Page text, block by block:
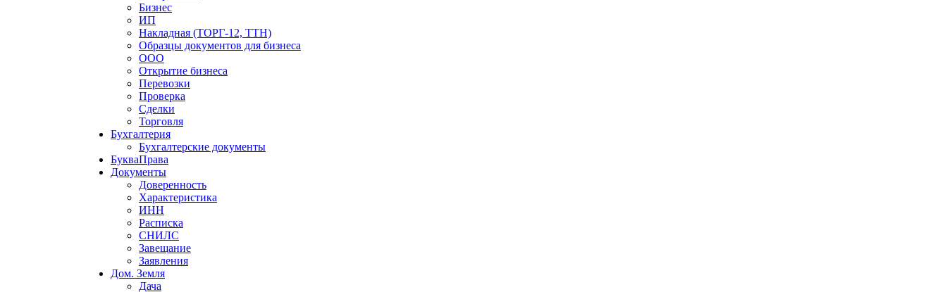
Бизнес
ИП
Накладная (ТОРГ-12, ТТН)
Образцы документов для бизнеса
ООО
Открытие бизнеса
Перевозки
Проверка
Сделки
Торговля
Бухгалтерия
Бухгалтерские документы
БукваПрава
Документы
Доверенность
Характеристика
ИНН
Расписка
СНИЛС
Завещание
Заявления
Дом. Земля
Дача